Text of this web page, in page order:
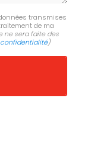
transmises
de ma
ne sera faite des
)